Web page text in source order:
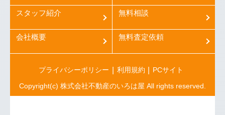
スタッフ紹介
会社概要
無料相談
無料査定依頼
プライバシーポリシー 利用規約
PCサイト
Copyright(c) 株式会社不動産のいろは屋 All rights reserved.